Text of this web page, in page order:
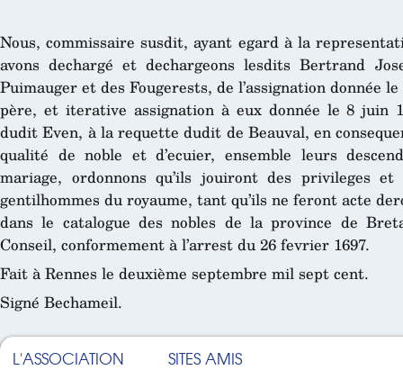
Nous, commissaire susdit, ayant egard à la
avons dechargé et dechargeons lesdits Bertrand
Puimauger et des Fougerests, de l’assignation donnée
père, et iterative assignation à eux donnée le 8 juin
dudit Even, à la requette dudit de Beauval, en
qualité de noble et d’ecuier, ensemble leurs
mariage, ordonnons qu’ils jouiront des privileges
gentilhommes du royaume, tant qu’ils ne feront acte
dans le catalogue des nobles de la province de
Conseil, conformement à l’arrest du 26 fevrier 1697.
Fait à Rennes le deuxième septembre mil sept cent.
Signé Bechameil.
L'ASSOCIATION SITES AMIS